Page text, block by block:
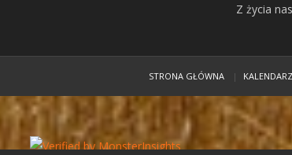
Z życia
STRONA GŁÓWNA